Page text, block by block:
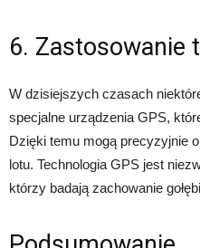
6. Zastosowanie
W dzisiejszych czasach
specjalne urządzenia GPS,
Dzięki temu mogą precyzyjnie
lotu. Technologia GPS jest
którzy badają zachowanie